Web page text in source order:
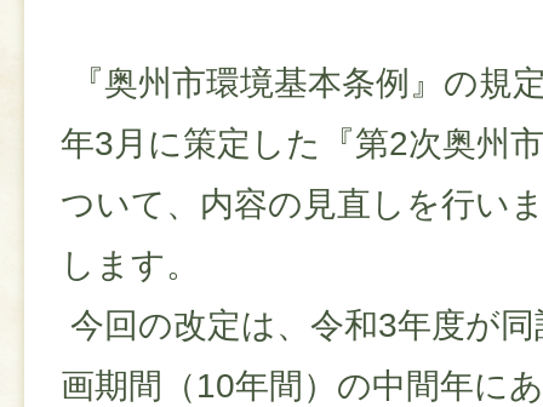
『奥州市環境基本条例』の規
年3月に策定した『第2次奥州
ついて、内容の見直しを行い
します。
今回の改定は、令和3年度が
画期間（10年間）の中間年に